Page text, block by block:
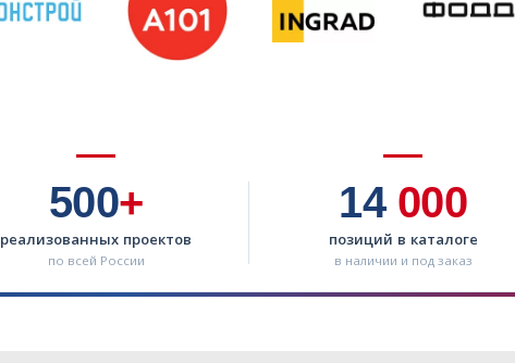
500+
реализованных проектов
по всей России
14000
позиций в каталоге
в наличии и под заказ